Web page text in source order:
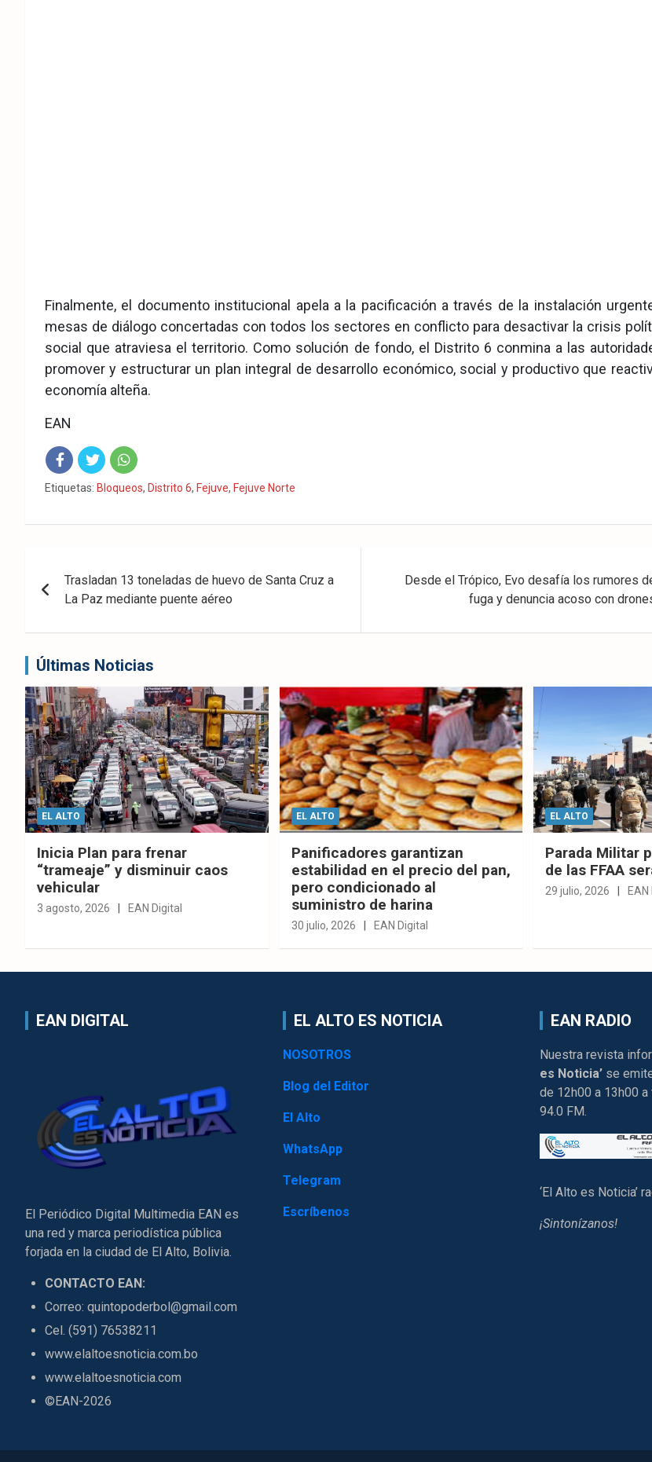
Finalmente, el documento institucional apela a la pacificación a través de la instalación
mesas de diálogo concertadas con todos los sectores en conflicto para desactivar la crisis
social que atraviesa el territorio. Como solución de fondo, el Distrito 6 conmina a las
promover y estructurar un plan integral de desarrollo económico, social y productivo que
economía alteña.
EAN
Fac Twit Wha
Etiquetas: Bloqueos, Distrito 6, Fejuve, Fejuve Norte
de
Trasladan 13 toneladas de huevo de Santa Cruz a
La Paz mediante puente aéreo
Desde el Trópico, Evo desafía los rumores
fuga y denuncia acoso con
Últimas Noticias
EL ALTO
Inicia Plan para frenar
“trameaje” y disminuir caos
vehicular
3 agosto, 2026 EAN Digital
EL ALTO
Panificadores garantizan
estabilidad en el precio del pan,
pero condicionado al
suministro de harina
30 julio, 2026 EAN Digital
EL ALTO
Parada Militar
de las FFAA
29 julio, 2026 EAN
EAN DIGITAL
El Periódico Digital Multimedia EAN es
una red y marca periodística pública
forjada en la ciudad de El Alto, Bolivia.
CONTACTO EAN:
Correo: quintopoderbol@gmail.com
Cel. (591) 76538211
www.elaltoesnoticia.com.bo
www.elaltoesnoticia.com
©EAN-2026
EL ALTO ES NOTICIA
NOSOTROS
Blog del Editor
El Alto
WhatsApp
Telegram
Escríbenos
EAN RADIO
Nuestra revista
es Noticia’ se
de 12h00 a 13h00
94.0 FM.
‘El Alto es Noticia’
¡Sintonízanos!